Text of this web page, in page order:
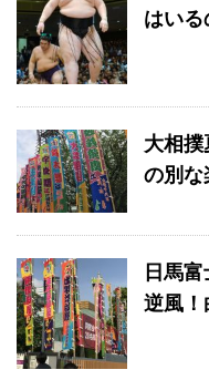
はいる
大相
の別な
日馬
逆風！